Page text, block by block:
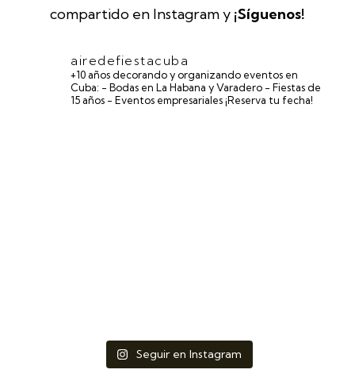
compartido en Instagram y ¡Síguenos!
airedefiestacuba
+10 años decorando y organizando eventos en
Cuba: - Bodas en La Habana y Varadero - Fiestas de
15 años - Eventos empresariales¡Reserva tu fecha!
Seguir en Instagram